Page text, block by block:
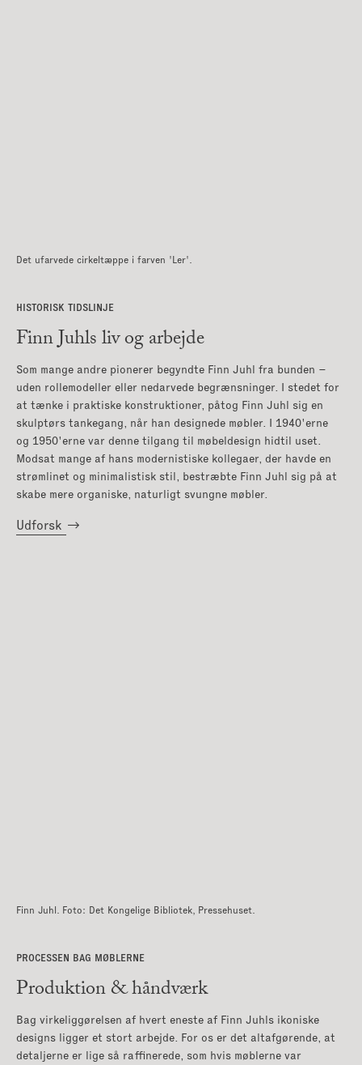
Det ufarvede cirkeltæppe i farven 'Ler'.
HISTORISK TIDSLINJE
Finn Juhls liv og arbejde
Som mange andre pionerer begyndte Finn Juhl fra bunden –
uden rollemodeller eller nedarvede begrænsninger. I stedet for
at tænke i praktiske konstruktioner, påtog Finn Juhl sig en
skulptørs tankegang, når han designede møbler. I 1940'erne
og 1950'erne var denne tilgang til møbeldesign hidtil uset.
Modsat mange af hans modernistiske kollegaer, der havde en
strømlinet og minimalistisk stil, bestræbte Finn Juhl sig på at
skabe mere organiske, naturligt svungne møbler.
Udforsk
Finn Juhl. Foto: Det Kongelige Bibliotek, Pressehuset.
PROCESSEN BAG MØBLERNE
Produktion & håndværk
Bag virkeliggørelsen af hvert eneste af Finn Juhls ikoniske
designs ligger et stort arbejde. For os er det altafgørende, at
detaljerne er lige så raffinerede, som hvis møblerne var